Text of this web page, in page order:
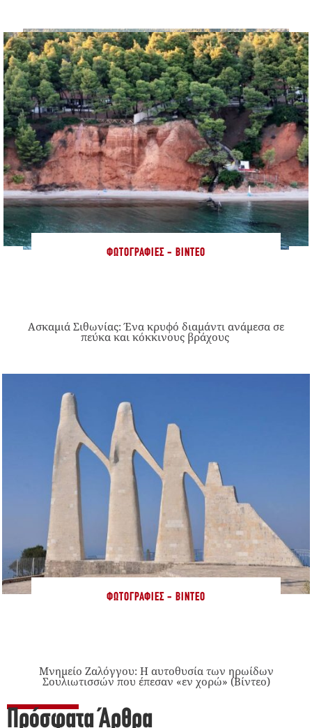
ΦΩΤΟΓΡΑΦΊΕΣ - ΒΊΝΤΕΟ
Ασκαμιά Σιθωνίας: Ένα κρυφό διαμάντι ανάμεσα σε
πεύκα και κόκκινους βράχους
ΦΩΤΟΓΡΑΦΊΕΣ - ΒΊΝΤΕΟ
Μνημείο Ζαλόγγου: Η αυτοθυσία των ηρωίδων
Σουλιωτισσών που έπεσαν «εν χορώ» (Βίντεο)
Πρόσφατα Άρθρα